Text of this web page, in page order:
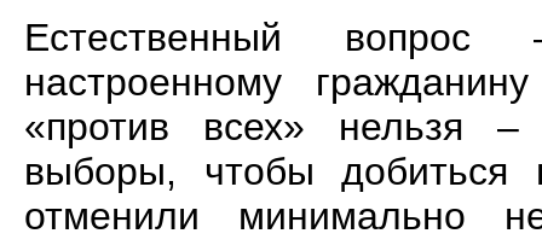
Естественный
настроенному
«против всех» нельзя –
выборы, чтобы добиться
отменили минимально